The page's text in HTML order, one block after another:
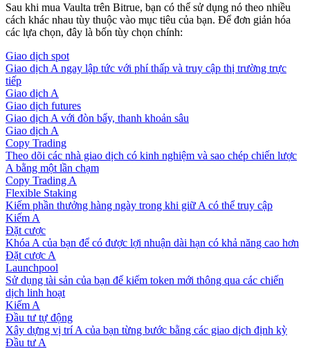
Sau khi mua Vaulta trên Bitrue, bạn có thể sử dụng nó theo nhiều
cách khác nhau tùy thuộc vào mục tiêu của bạn. Để đơn giản hóa
các lựa chọn, đây là bốn tùy chọn chính:
Giao dịch spot
Giao dịch A ngay lập tức với phí thấp và truy cập thị trường trực
tiếp
Giao dịch A
Giao dịch futures
Giao dịch A với đòn bẩy, thanh khoản sâu
Giao dịch A
Copy Trading
Theo dõi các nhà giao dịch có kinh nghiệm và sao chép chiến lược
A bằng một lần chạm
Copy Trading A
Flexible Staking
Kiếm phần thưởng hàng ngày trong khi giữ A có thể truy cập
Kiếm A
Đặt cược
Khóa A của bạn để có được lợi nhuận dài hạn có khả năng cao hơn
Đặt cược A
Launchpool
Sử dụng tài sản của bạn để kiếm token mới thông qua các chiến
dịch linh hoạt
Kiếm A
Đầu tư tự động
Xây dựng vị trí A của bạn từng bước bằng các giao dịch định kỳ
Đầu tư A